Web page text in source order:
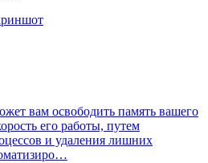
вам освободить память вашего
его работы, путем
и удаления лишних